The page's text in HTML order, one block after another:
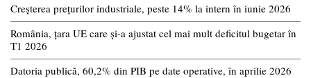
Creșterea prețurilor industriale, peste 14% la intern în iunie 2026
România, țara UE care și-a ajustat cel mai mult deficitul bugetar în
T1 2026
Datoria publică, 60,2% din PIB pe date operative, în aprilie 2026